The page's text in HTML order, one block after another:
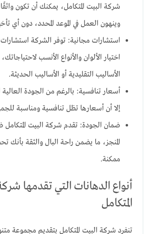
شركة البيت المتكامل، يمكنك أن تكون
وينهون العمل في الموعد المحدد، دون أي
استشارات مجانية: توفر الشركة
اختيار الألوان والأنواع الأنسب
الأساليب التقليدية أو الأساليب الحديثة.
أسعار تنافسية: بالرغم من الجودة
إلا أن أسعارها تظل تنافسية ومناسبة
ضمان الجودة: تقدم شركة البيت المتكامل
المنجز، ما يضمن راحة البال والثقة
ممكنة.
أنواع الدهانات التي تقدمها
المتكامل
تنفرد شركة البيت المتكامل بتقديم مجموعة